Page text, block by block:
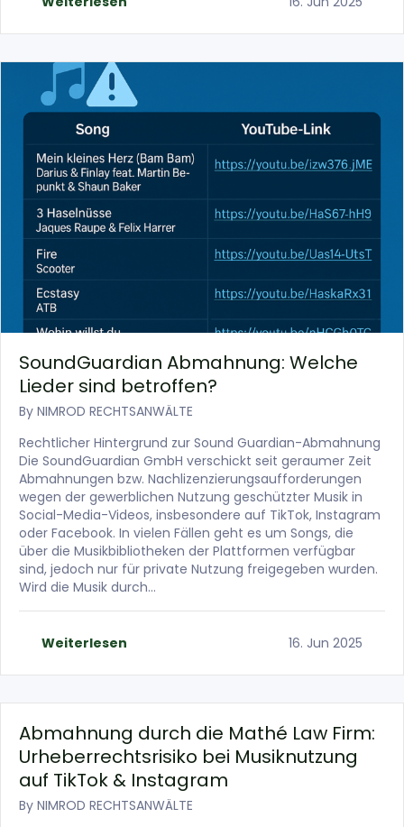
SoundGuardian Abmahnung: Welche
Lieder sind betroffen?
By NIMROD RECHTSANWÄLTE
Rechtlicher Hintergrund zur Sound Guardian-Abmahnung
Die SoundGuardian GmbH verschickt seit geraumer Zeit
Abmahnungen bzw. Nachlizenzierungsaufforderungen
wegen der gewerblichen Nutzung geschützter Musik in
Social-Media-Videos, insbesondere auf TikTok, Instagram
oder Facebook. In vielen Fällen geht es um Songs, die
über die Musikbibliotheken der Plattformen verfügbar
sind, jedoch nur für private Nutzung freigegeben wurden.
Wird die Musik durch…
Weiterlesen 16. Jun 2025
Abmahnung durch die Mathé Law Firm:
Urheberrechtsrisiko bei Musiknutzung
auf TikTok & Instagram
By NIMROD RECHTSANWÄLTE